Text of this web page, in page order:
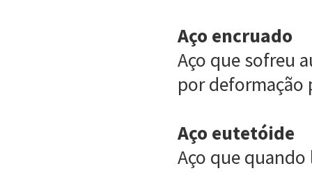
Aço encruado
Aço que sofreu
por deformação
Aço eutetóide
Aço que quando